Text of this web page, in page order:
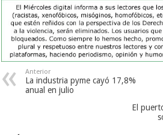
Anterior
La industria pyme cayó 17,8%
anual en julio
El